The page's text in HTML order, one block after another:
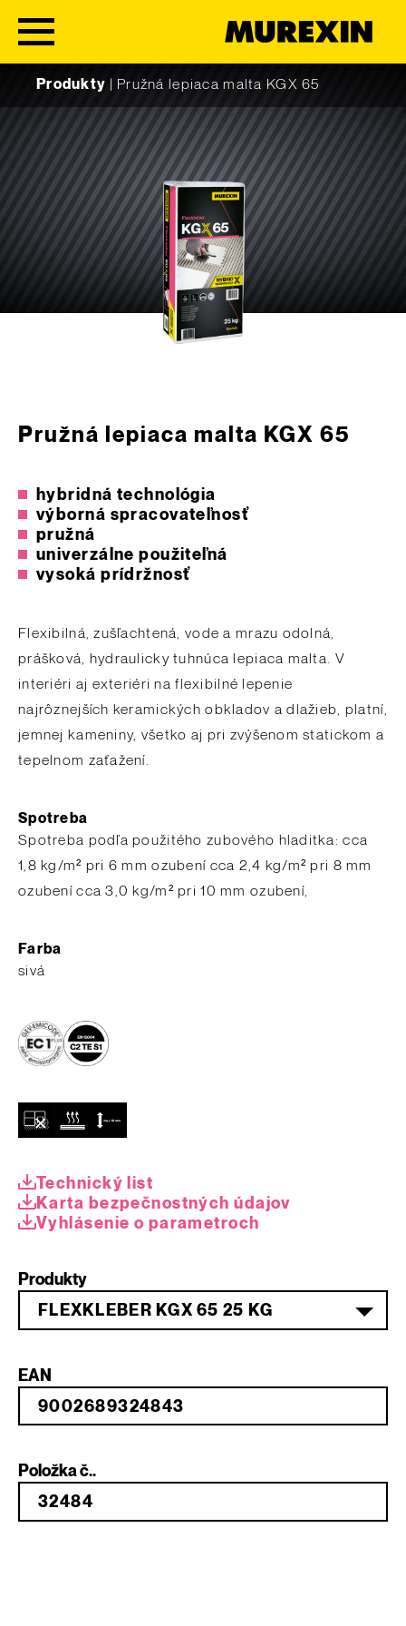
Produkty
Pružná lepiaca malta KGX 65
Pružná lepiaca malta KGX 65
hybridná technológia
výborná spracovateľnosť
pružná
univerzálne použiteľná
vysoká prídržnosť
Flexibilná, zušľachtená, vode a mrazu odolná,
prášková, hydraulicky tuhnúca lepiaca malta. V
interiéri aj exteriéri na flexibilné lepenie
najrôznejších keramických obkladov a dlažieb, platní,
jemnej kameniny, všetko aj pri zvýšenom statickom a
tepelnom zaťažení.
Spotreba
Spotreba podľa použitého zubového hladitka: cca
1,8 kg/m² pri 6 mm ozubení cca 2,4 kg/m² pri 8 mm
ozubení cca 3,0 kg/m² pri 10 mm ozubení,
Farba
sivá
Technický list
Karta bezpečnostných údajov
Vyhlásenie o parametroch
Produkty
FLEXKLEBER KGX 65 25 KG
EAN
Položka č..